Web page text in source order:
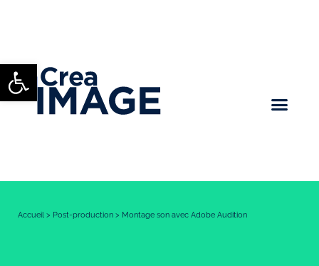
Ouvrir la barre d’outils
Accueil > Post-production > Montage son avec Adobe Audition